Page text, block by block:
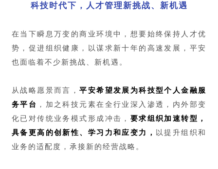
科技时代下，人才管理新挑战、新机遇
在当下瞬息万变的商业环境中，想要始终保持人才优
势，促进组织健康，以谋求新十年的高速发展，平安
也面临着不少新挑战、新机遇。
从战略愿景而言，平安希望发展为科技型个人金融服
务平台 ，加之科技元素在全行业深入渗透，内外部变
化已对传统业务模式形成冲击， 要求组织加速转型，
具备更高的创新性、学习力和应变力， 以提升组织和
业务的适配度，承接新的经营战略。